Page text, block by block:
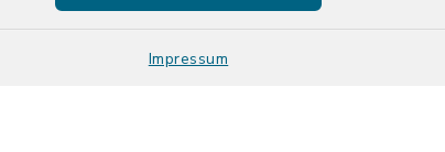
Impressum
Tourist-Info der Stadt